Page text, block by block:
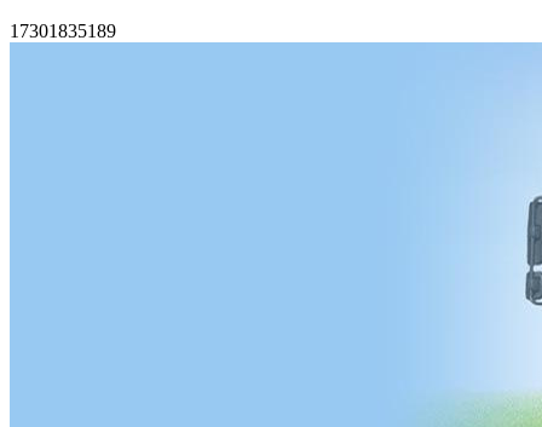
17301835189